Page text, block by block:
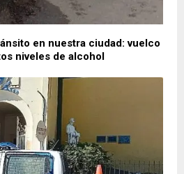
en nuestra ciudad: vuelco
niveles de alcohol